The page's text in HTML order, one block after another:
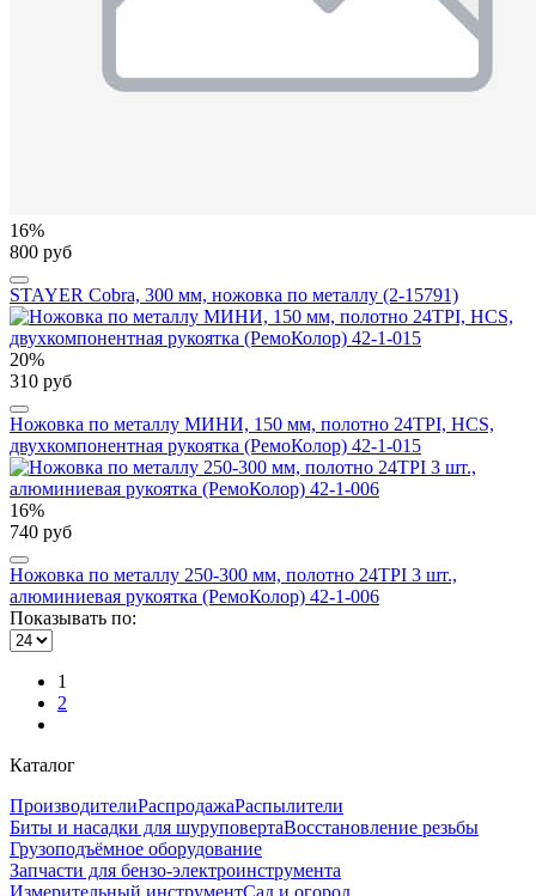
16%
800 руб
STAYER Cobra, 300 мм, ножовка по металлу (2-15791)
20%
310 руб
Ножовка по металлу МИНИ, 150 мм, полотно 24TPI, HCS,
двухкомпонентная рукоятка (РемоКолор) 42-1-015
16%
740 руб
Ножовка по металлу 250-300 мм, полотно 24TPI 3 шт.,
алюминиевая рукоятка (РемоКолор) 42-1-006
Показывать по:
1
2
Каталог
ПроизводителиРаспродажаРаспылители
Биты и насадки для шуруповертаВосстановление резьбы
Грузоподъёмное оборудование
Запчасти для бензо-электроинструмента
Измерительный инструментСад и огород